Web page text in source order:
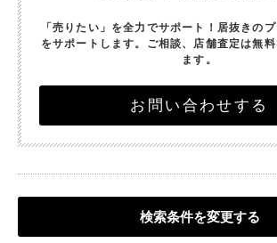
「売りたい」を全力でサポート！ 居抜きの
をサポートします。 ご相談、店舗査定は無
ます。
お問い合わせする
検索条件を変更する